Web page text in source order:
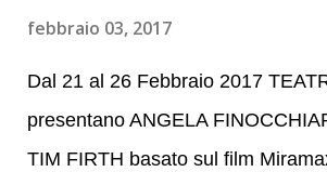
2008 da Kristjan Järvi (affiancato
febbraio 03, 2017
Dal 21 al 26 Febbraio 2017
presentano ANGELA
TIM FIRTH basato sul film